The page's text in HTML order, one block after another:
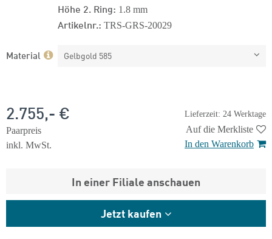
Höhe 2. Ring: 1.8 mm
Artikelnr.: TRS-GRS-20029
Material Gelbgold 585
Lieferzeit: 24 Werktage
2.755,- €
Paarpreis
inkl. MwSt.
Auf die Merkliste
In den Warenkorb
In einer Filiale anschauen
Jetzt kaufen